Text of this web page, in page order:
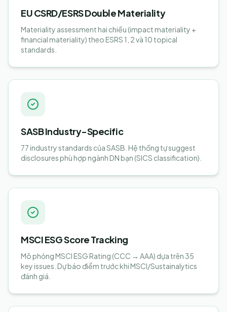
EU CSRD/ESRS Double Materiality
Materiality assessment hai chiều (impact materiality +
financial materiality) theo ESRS 1, 2 và 10 topical
standards.
SASB Industry-Specific
77 industry standards của SASB. Hệ thống tự suggest
disclosures phù hợp ngành DN bạn (SICS classification).
MSCI ESG Score Tracking
Mô phỏng MSCI ESG Rating (CCC → AAA) dựa trên 35
key issues. Dự báo điểm trước khi MSCI/Sustainalytics
đánh giá.